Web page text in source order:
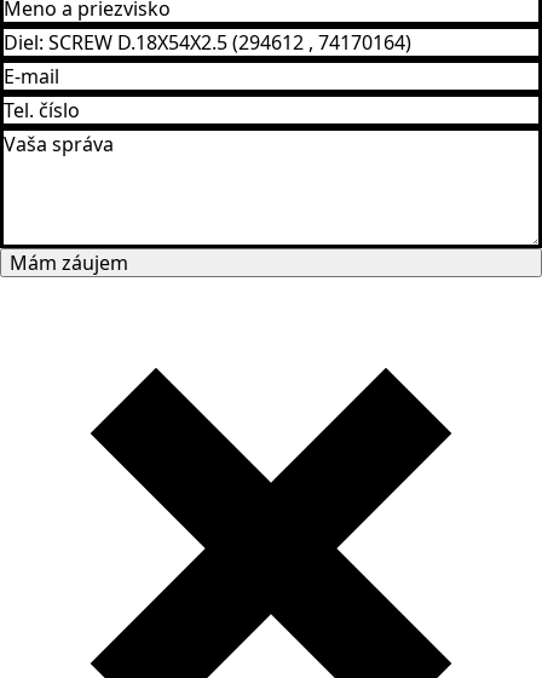
Mám záujem